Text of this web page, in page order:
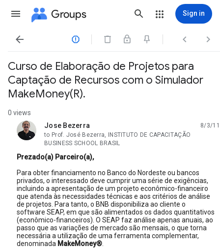
Groups Sign in
   
Curso de Elaboração de Projetos para
Captação de Recursos com o Simulador
MakeMoney(R).
0 views
Jose Bezerra
unread,
8/3/11
to Prof. José Bezerra, INSTITUTO DE CAPACITAÇÃO
BUSINESS SCHOOL BRASIL
Prezado(a) Parceiro(a),
Para obter financiamento no Banco do Nordeste ou bancos
privados, o interessado deve cumprir uma série de exigências,
incluindo a apresentação de um projeto econômico-financeiro
que atenda às necessidades técnicas e aos critérios de análise
de projetos. Para tanto, o BNB disponibiliza ao cliente o
software SEAP, em que são alimentados os dados quantitativos
(econômico-financeiros). O SEAP faz análise apenas anuais, ao
passo que as variações de mercado são mensais, o que torna
necessária a utilização de uma ferramenta complementar,
denominada MakeMoney®